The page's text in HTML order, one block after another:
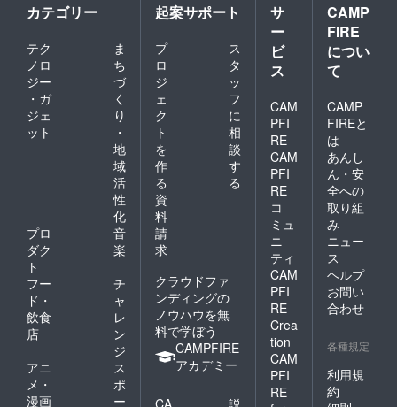
カテゴリー
テク
ノロ
ジー
・ガ
ジェ
ット
ま
ち
づ
く
り
・
地
域
活
性
化
プロ
ダク
ト
音
楽
フー
ド・
飲食
店
チ
ャ
レ
ン
ジ
アニ
メ・
漫画
ス
ポ
ー
起案サポート
プ
ロ
ジ
ェ
ク
ト
を
作
る
ス
タ
ッ
フ
に
相
談
す
る
資
料
請
求
クラウドファ
ンディングの
ノウハウを無
料で学ぼう
CAMPFIRE
アカデミー
CA
説
サ
ー
ビ
ス
CAM
PFI
RE
CAM
PFI
RE
コ
ミュ
ニ
ティ
CAM
PFI
RE
Crea
tion
CAM
PFI
RE
CAMP
FIRE
につい
て
CAMP
FIREと
は
あんし
ん・安
全への
取り組
み
ニュー
ス
ヘルプ
お問い
合わせ
各種規定
利用規
約